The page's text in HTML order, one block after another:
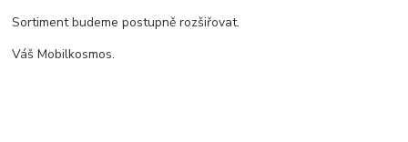
Sortiment budeme postupně rozšiřovat.
Váš Mobilkosmos.